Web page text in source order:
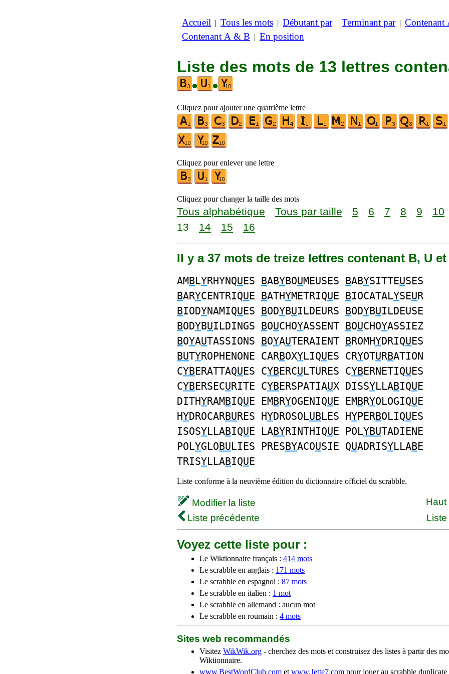
Accueil | Tous les mots | Débutant par| Terminant par| Contenant
Contenant A & B | En position
Liste des mots de 13 lettres
•
•
Cliquez pour ajouter une quatrième lettre
Cliquez pour enlever une lettre
Cliquez pour changer la taille des mots
Tous alphabétique Tous par taille 5 6 7 8 9
10
13
14 15 16
Il y a 37 mots de treize lettres contenant B, U et
AMBLYRHYNQUES BABYBOUMEUSES BABYSITTEUSES
BARYCENTRIQUE BATHYMETRIQUE BIOCATALYSEUR
BIODYNAMIQUES BODYBUILDEURS BODYBUILDEUSE
BODYBUILDINGS BOUCHOYASSENT BOUCHOYASSIEZ
BOYAUTASSIONS BOYAUTERAIENT BROMHYDRIQUES
BUTYROPHENONE CARBOXYLIQUES CRYOTURBATION
CYBERATTAQUES CYBERCULTURES CYBERNETIQUES
CYBERSECURITE CYBERSPATIAUX DISSYLLABIQUE
DITHYRAMBIQUE EMBRYOGENIQUE EMBRYOLOGIQUE
HYDROCARBURES HYDROSOLUBLES HYPERBOLIQUES
ISOSYLLABIQUE LABYRINTHIQUE POLYBUTADIENE
POLYGLOBULIES PRESBYACOUSIE QUADRISYLLABE
TRISYLLABIQUE
Liste conforme à la neuvième édition du dictionnaire officiel du scrabble.
Modifier la liste
Liste précédente
Voyez cette liste pour :
Le Wiktionnaire français : 414 mots
Le scrabble en anglais : 171 mots
Le scrabble en espagnol : 87 mots
Le scrabble en italien : 1 mot
Le scrabble en allemand : aucun mot
Le scrabble en roumain : 4 mots
Sites web recommandés
Visitez WikWik.org - cherchez des mots et construisez des listes à partir des
Wiktionnaire.
www.BestWordClub.com et www.Jette7.com pour jouer au scrabble